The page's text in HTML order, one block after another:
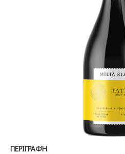
ΠΕΡΙΓΡΑΦΉ